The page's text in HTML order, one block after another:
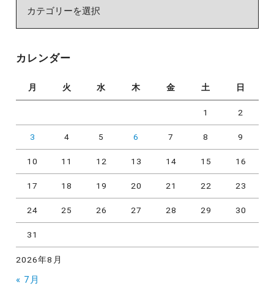
ー
カレンダー
2026年8月
月 火 水 木 金 土 日
1 2
3 4 5 6 7 8 9
10 11 12 13 14 15 16
17 18 19 20 21 22 23
24 25 26 27 28 29 30
31
« 7月